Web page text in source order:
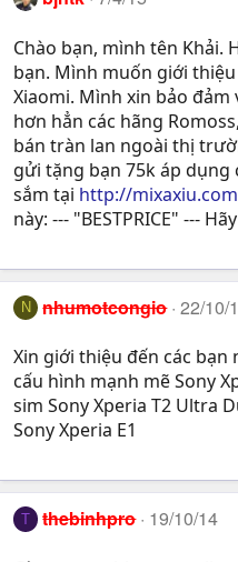
Chào bạn, mình tên Khải.
bạn. Mình muốn giới
Xiaomi. Mình xin bảo
hơn hẳn các hãng
bán tràn lan ngoài thị
gửi tặng bạn 75k áp
sắm tại http://mixaxiu.com
này: --- "BESTPRICE" ---
N nhumotcongio 22/10/
Xin giới thiệu đến các
cấu hình mạnh mẽ Sony
sim Sony Xperia T2 Ultra
Sony Xperia E1
T thebinhpro 19/10/14